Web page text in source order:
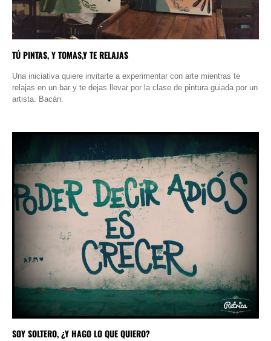
TÚ PINTAS, Y TOMAS,Y TE RELAJAS
Una iniciativa quiere invitarte a experimentar con arte mientras te
relajas en un bar y te dejas llevar por la clase de pintura guiada por un
artista. Bacán.
SOY SOLTERO, ¿Y HAGO LO QUE QUIERO?